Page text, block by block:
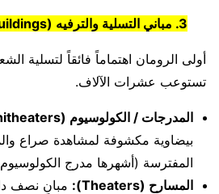
3. مباني التسلية والترفيه (Entertainment Buildings)
أولى الرومان اهتماماً فائقاً لتسلية
تستوعب عشرات الآلاف.
المدرجات / الكولوسيوم (Amphitheaters):
بيضاوية مكشوفة لمشاهدة صراع
المفترسة (أشهرها مدرج
المسارح (Theaters):
مبانٍ نصف